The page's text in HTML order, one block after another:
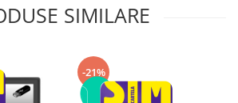
SIMILARE
-21%